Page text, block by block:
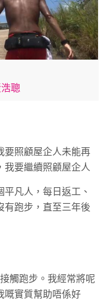
聰
要照顧屋企人未能再
我要繼續照顧屋企人
凡人，每日返工、
有跑步，直至三年後
觸跑步。我經常將呢
嘅實質幫助唔係好